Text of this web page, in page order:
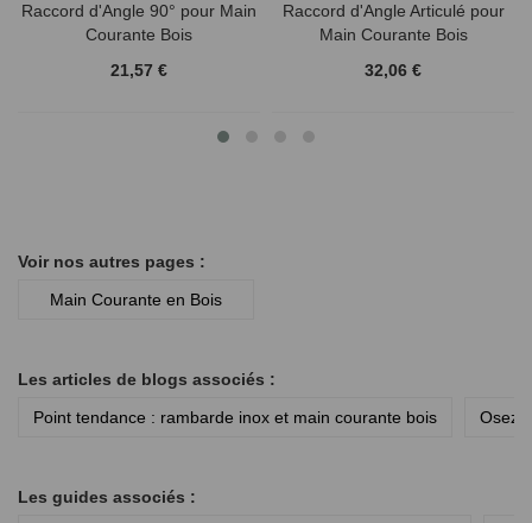
Raccord d'Angle 90° pour Main
Courante Bois
21,57 €
Raccord d'Angle Articulé pour
Main Courante Bois
32,06 €
Voir nos autres pages :
Main Courante en Bois
Les articles de blogs associés :
Point tendance : rambarde inox et main courante bois
Osez
Les guides associés :